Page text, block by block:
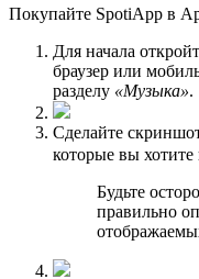
Покупайте SpotiApp в
Для начала
браузер или
разделу «Музыка».
Сделайте
которые вы хотите
Будьте
правильно